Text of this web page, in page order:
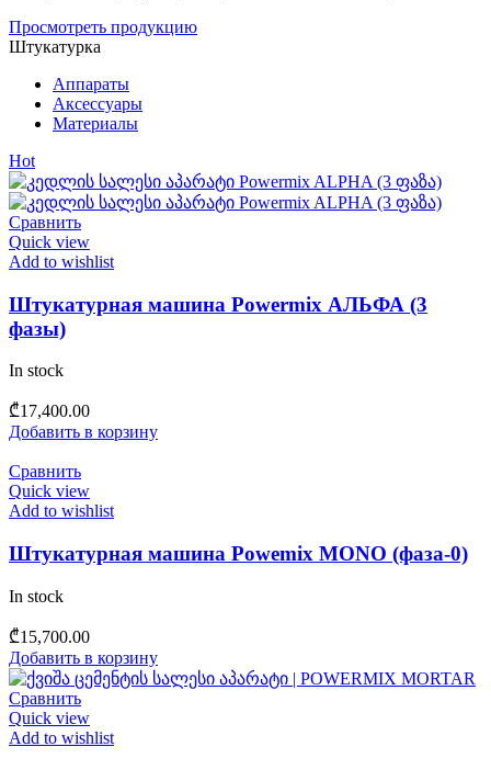
Просмотреть продукцию
Штукатурка
Аппараты
Аксессуары
Материалы
Hot
Сравнить
Quick view
Add to wishlist
Штукатурная машина Powermix АЛЬФА (3
фазы)
In stock
₾17,400.00
Добавить в корзину
Сравнить
Quick view
Add to wishlist
Штукатурная машина Powemix MONO (фаза-0)
In stock
₾15,700.00
Добавить в корзину
Сравнить
Quick view
Add to wishlist